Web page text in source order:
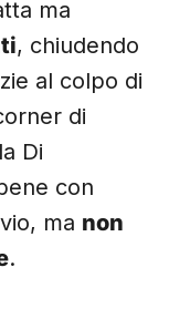
ma
, chiudendo
al colpo di
di
Di
con
ma non
.